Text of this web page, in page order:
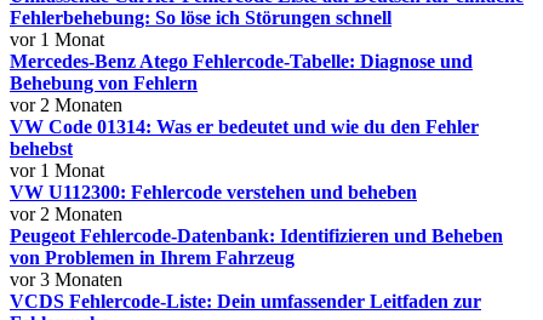
Fehlerbehebung: So löse ich Störungen schnell
vor 1 Monat
Mercedes-Benz Atego Fehlercode-Tabelle: Diagnose und
Behebung von Fehlern
vor 2 Monaten
VW Code 01314: Was er bedeutet und wie du den Fehler
behebst
vor 1 Monat
VW U112300: Fehlercode verstehen und beheben
vor 2 Monaten
Peugeot Fehlercode-Datenbank: Identifizieren und Beheben
von Problemen in Ihrem Fahrzeug
vor 3 Monaten
VCDS Fehlercode-Liste: Dein umfassender Leitfaden zur